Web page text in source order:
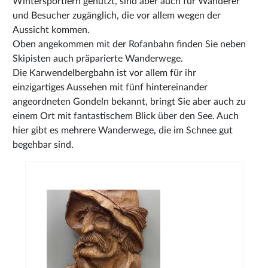
und Besucher zugänglich, die vor allem wegen der
Aussicht kommen.
Oben angekommen mit der Rofanbahn finden Sie neben
Skipisten auch präparierte Wanderwege.
Die Karwendelbergbahn ist vor allem für ihr
einzigartiges Aussehen mit fünf hintereinander
angeordneten Gondeln bekannt, bringt Sie aber auch zu
einem Ort mit fantastischem Blick über den See. Auch
hier gibt es mehrere Wanderwege, die im Schnee gut
begehbar sind.